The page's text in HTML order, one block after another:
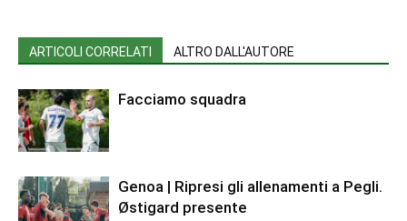
ARTICOLI CORRELATI ALTRO DALL'AUTORE
Facciamo squadra
Genoa | Ripresi gli allenamenti a Pegli.
Østigard presente